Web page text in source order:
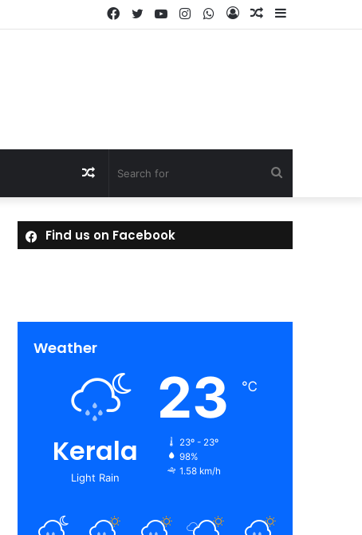
Sidebar
Random
Log
WhatsApp
Instagram
YouTube
Twitter
Facebook
for
Random
Article
Find us on Facebook
Weather
Kerala
Light Rain
23 ℃
23º - 23º
98%
1.58 km/h